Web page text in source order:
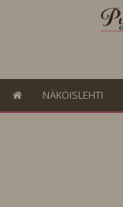
NÄKÖISLEHTI